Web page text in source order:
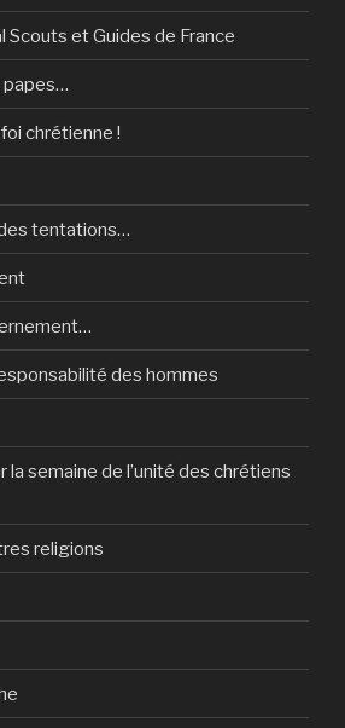
et Guides de France
papes…
chrétienne !
tentations…
des hommes
la semaine de l’unité des chrétiens
religions